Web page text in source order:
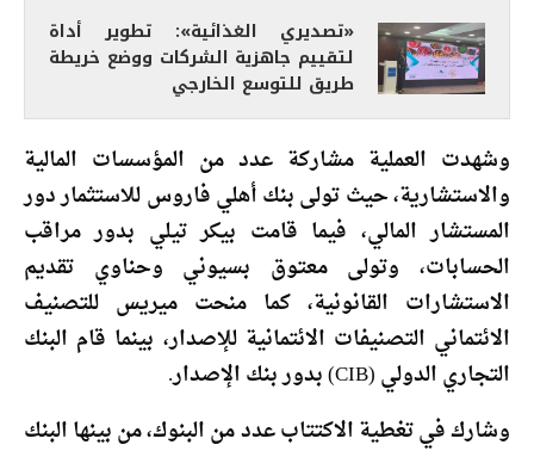
«تصديري الغذائية»: تطوير أداة
لتقييم جاهزية الشركات ووضع خريطة
طريق للتوسع الخارجي
وشهدت العملية مشاركة عدد من المؤسسات المالية
والاستشارية، حيث تولى بنك أهلي فاروس للاستثمار دور
المستشار المالي، فيما قامت بيكر تيلي بدور مراقب
الحسابات، وتولى معتوق بسيوني وحناوي تقديم
الاستشارات القانونية، كما منحت ميريس للتصنيف
الائتماني التصنيفات الائتمانية للإصدار، بينما قام البنك
التجاري الدولي (CIB) بدور بنك الإصدار.
وشارك في تغطية الاكتتاب عدد من البنوك، من بينها البنك